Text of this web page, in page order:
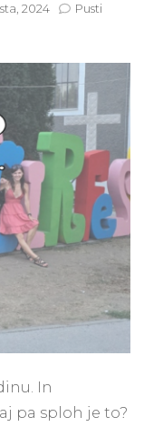
2024
Pusti
In
pa sploh je to?